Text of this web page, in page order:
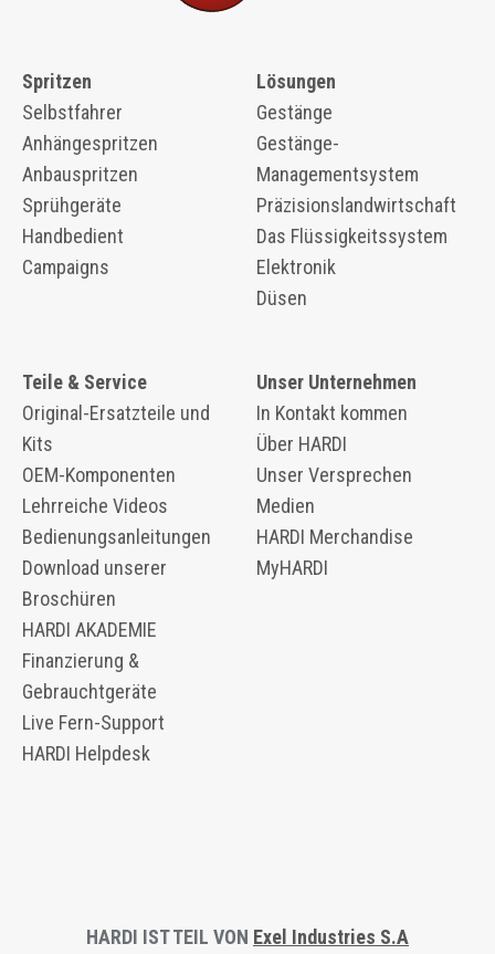
Spritzen
Selbstfahrer
Anhängespritzen
Anbauspritzen
Sprühgeräte
Handbedient
Campaigns
Lösungen
Gestänge
Gestänge-
Managementsystem
Präzisionslandwirtschaft
Das Flüssigkeitssystem
Elektronik
Düsen
Teile & Service
Original-Ersatzteile und
Kits
OEM-Komponenten
​​Lehrreiche Videos
Bedienungsanleitungen
Download unserer
Broschüren
HARDI AKADEMIE
Finanzierung &
Gebrauchtgeräte
Live Fern-Support
HARDI Helpdesk
Unser Unternehmen
In Kontakt kommen
Über HARDI
Unser Versprechen
Medien
HARDI Merchandise
MyHARDI
HARDI IST TEIL VON Exel Industries S.A